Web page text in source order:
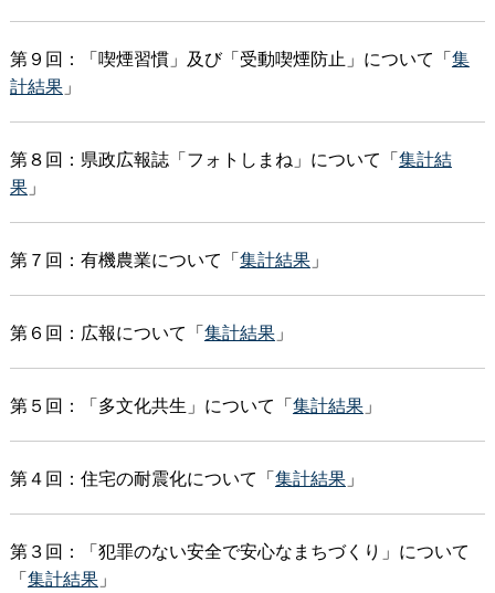
第９回：「喫煙習慣」及び「受動喫煙防止」について「集
計結果」
第８回：県政広報誌「フォトしまね」について「集計結
果」
第７回：有機農業について「集計結果」
第６回：広報について「集計結果」
第５回：「多文化共生」について「集計結果」
第４回：住宅の耐震化について「集計結果」
第３回：「犯罪のない安全で安心なまちづくり」について
「集計結果」